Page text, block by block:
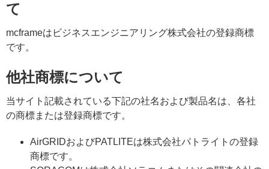
て
mcframeはビジネスエンジニアリング株式会社の登録商標
です。
他社商標について
当サイト記載されている下記の社名および製品名は、各社
の商標または登録商標です。
AirGRIDおよびPATLITEは株式会社パトライトの登録
商標です。